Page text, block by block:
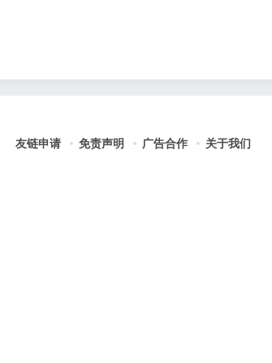
友链申请 免责声明 广告合作 关于我们